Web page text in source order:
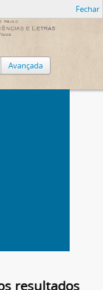
Avançada
Fechar
resultados